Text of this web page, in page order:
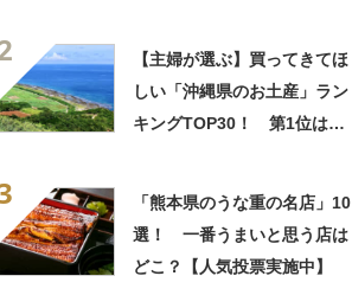
【主婦が選ぶ】買ってきてほ
しい「沖縄県のお土産」ラン
キングTOP30！ 第1位は
「熊本県のうな重の名店」10
選！ 一番うまいと思う店は
どこ？【人気投票実施中】